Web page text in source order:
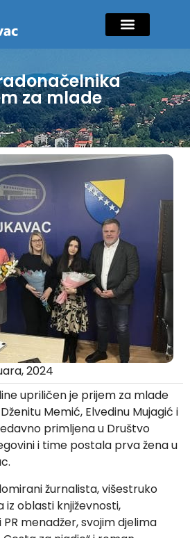
za mlade
2024
upriličen je prijem za mlade
Memić, Elvedinu Mujagić i
primljena u Društvo
i time postala prva žena u
žurnalista, višestruko
oblasti književnosti,
menadžer, svojim djelima